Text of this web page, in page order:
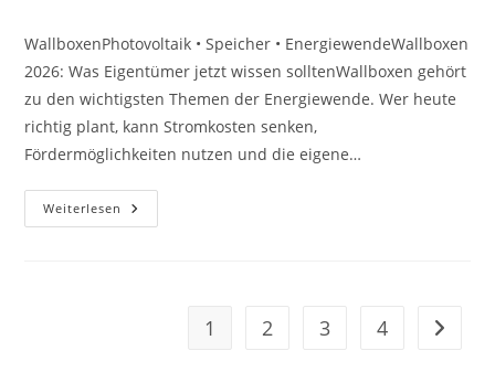
WallboxenPhotovoltaik • Speicher • EnergiewendeWallboxen
2026: Was Eigentümer jetzt wissen solltenWallboxen gehört
zu den wichtigsten Themen der Energiewende. Wer heute
richtig plant, kann Stromkosten senken,
Fördermöglichkeiten nutzen und die eigene…
Weiterlesen Praxiswissen:
Wallboxen
1 2 3 4 Zur